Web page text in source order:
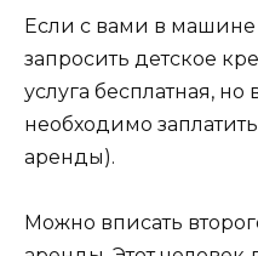
Если с вами в машине
запросить детское
услуга бесплатная, но
необходимо
аренды).
Можно вписать